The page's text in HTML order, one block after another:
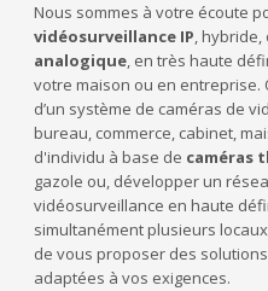
Nous sommes à votre écoute
vidéosurveillance IP, hybride,
analogique, en très haute
votre maison ou en entreprise.
d’un système de caméras de
bureau, commerce, cabinet,
d'individu à base de caméras
gazole ou, développer un
vidéosurveillance en haute
simultanément plusieurs
de vous proposer des
adaptées à vos exigences.